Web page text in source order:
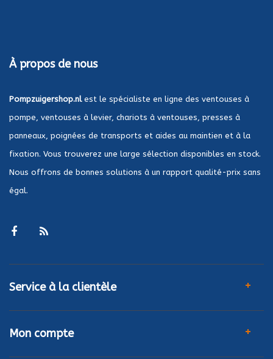
À propos de nous
Pompzuigershop.nlest le spécialiste en ligne des ventouses à
pompe, ventouses à levier, chariots à ventouses, presses à
panneaux, poignées de transports et aides au maintien et à la
fixation. Vous trouverez une large sélection disponibles en stock.
Nous offrons de bonnes solutions à un rapport qualité-prix sans
égal.
Service à la clientèle
Mon compte